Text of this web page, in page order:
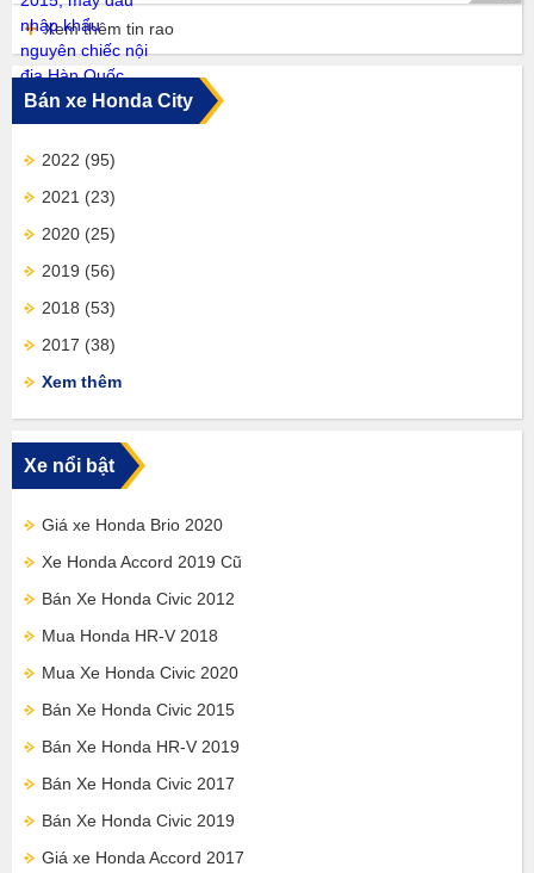
Xem thêm tin rao
Bán xe Honda City
2022 (95)
2021 (23)
2020 (25)
2019 (56)
2018 (53)
2017 (38)
Xem thêm
Xe nổi bật
Giá xe Honda Brio 2020
Xe Honda Accord 2019 Cũ
Bán Xe Honda Civic 2012
Mua Honda HR-V 2018
Mua Xe Honda Civic 2020
Bán Xe Honda Civic 2015
Bán Xe Honda HR-V 2019
Bán Xe Honda Civic 2017
Bán Xe Honda Civic 2019
Giá xe Honda Accord 2017